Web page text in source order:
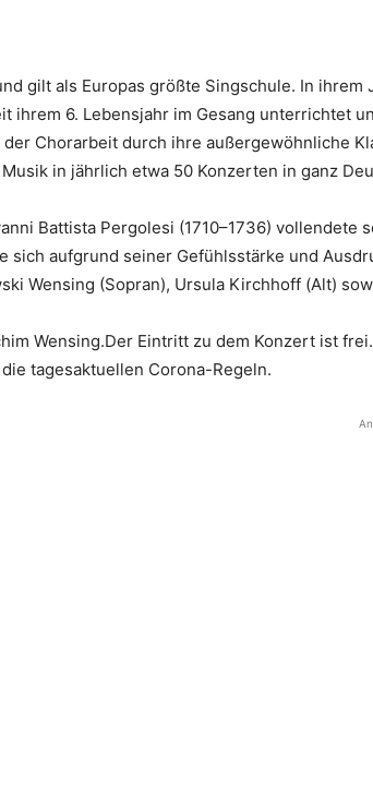
gilt als Europas größte Singschule. In
ihrem 6. Lebensjahr im Gesang unterrichtet
Chorarbeit durch ihre außergewöhnliche
in jährlich etwa 50 Konzerten in ganz
Battista Pergolesi (1710–1736) vollendete
sich aufgrund seiner Gefühlsstärke und
Wensing (Sopran), Ursula Kirchhoff (Alt)
Wensing.Der Eintritt zu dem Konzert ist
tagesaktuellen Corona-Regeln.